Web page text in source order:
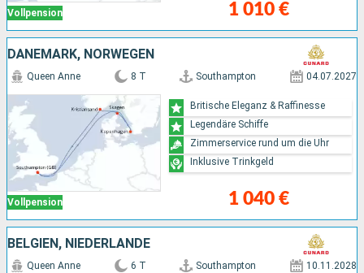
Vollpension 1 010 €
DÄNEMARK, NORWEGEN
Vollpension
Queen Anne 8 T Southampton 04.07.2027
1 040 €
Britische Eleganz & Raffinesse
Legendäre Schiffe
Zimmerservice rund um die Uhr
Inklusive Trinkgeld
BELGIEN, NIEDERLANDE
Queen Anne 6 T Southampton 10.11.2028